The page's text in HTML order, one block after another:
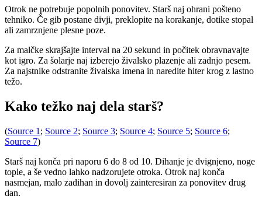
Otrok ne potrebuje popolnih ponovitev. Starš naj ohrani pošteno
tehniko. Če gib postane divji, preklopite na korakanje, dotike stopal
ali zamrznjene plesne poze.
Za malčke skrajšajte interval na 20 sekund in počitek obravnavajte
kot igro. Za šolarje naj izberejo živalsko plazenje ali zadnjo pesem.
Za najstnike odstranite živalska imena in naredite hiter krog z lastno
težo.
Kako težko naj dela starš?
(Source 1 ; Source 2; Source 3; Source 4; Source 5; Source 6;
Source 7)
Starš naj konča pri naporu 6 do 8 od 10. Dihanje je dvignjeno, noge
tople, a še vedno lahko nadzorujete otroka. Otrok naj konča
nasmejan, malo zadihan in dovolj zainteresiran za ponovitev drug
dan.